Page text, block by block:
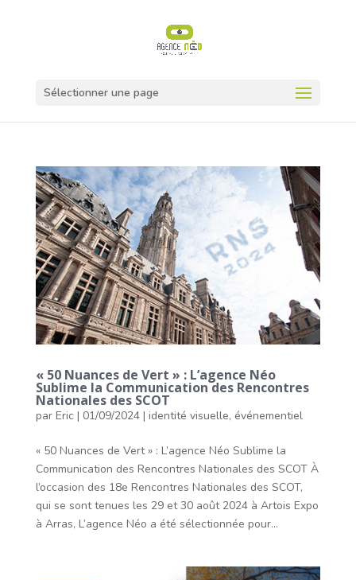
Sélectionner une page
« 50 Nuances de Vert » : L’agence Néo
Sublime la Communication des Rencontres
Nationales des SCOT
par Eric | 01/09/2024| identité visuelle, événementiel
« 50 Nuances de Vert » : L’agence Néo Sublime la
Communication des Rencontres Nationales des SCOT À
l’occasion des 18e Rencontres Nationales des SCOT,
qui se sont tenues les 29 et 30 août 2024 à Artois Expo
à Arras, L’agence Néo a été sélectionnée pour...